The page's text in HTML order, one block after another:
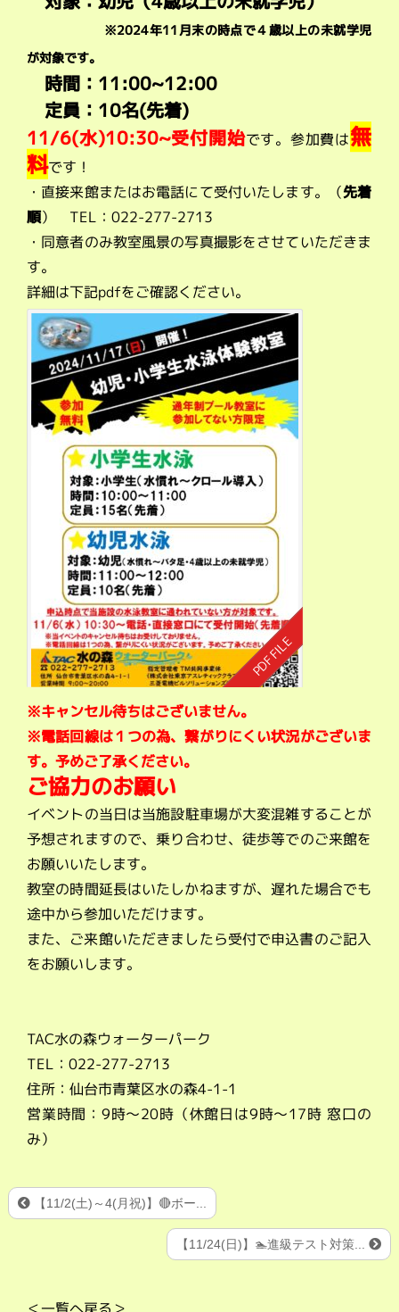
※2024年11月末の時点で４歳以上の未就学児
が対象です。
時間：11:00~12:00
定員：10名(先着)
11/6(水)10:30~受付開始です。参加費は無
料です！
・直接来館またはお電話にて受付いたします。（先着
順） TEL：022-277-2713
・同意者のみ教室風景の写真撮影をさせていただきま
す。
詳細は下記pdfをご確認ください。
※キャンセル待ちはございません。
※電話回線は１つの為、繋がりにくい状況がございま
す。予めご了承ください。
ご協力のお願い
イベントの当日は当施設駐車場が大変混雑することが
予想されますので、乗り合わせ、徒歩等でのご来館を
お願いいたします。
教室の時間延長はいたしかねますが、遅れた場合でも
途中から参加いただけます。
また、ご来館いただきましたら受付で申込書のご記入
をお願いします。
TAC水の森ウォーターパーク
TEL：022-277-2713
住所：仙台市青葉区水の森4-1-1
営業時間：9時～20時（休館日は9時～17時 窓口の
み）
【11/2(土)～4(月祝)】🔴ボー...
【11/24(日)】🏊進級テスト対策...